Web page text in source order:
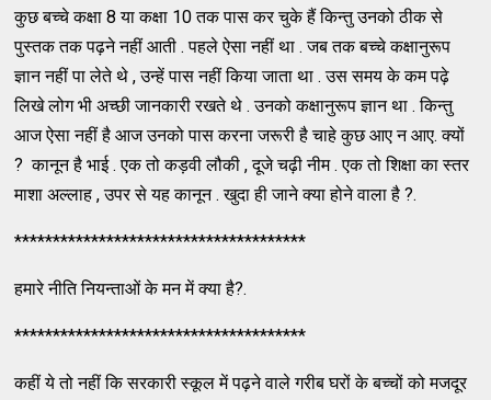
कुछ बच्चे कक्षा 8 या कक्षा 10 तक पास कर चुके हैं किन्तु उनको ठीक से
पुस्तक तक पढ़ने नहीं आती . पहले ऐसा नहीं था . जब तक बच्चे कक्षानुरूप
ज्ञान नहीं पा लेते थे , उन्हें पास नहीं किया जाता था . उस समय के कम पढ़े
लिखे लोग भी अच्छी जानकारी रखते थे . उनको कक्षानुरूप ज्ञान था . किन्तु
आज ऐसा नहीं है आज उनको पास करना जरूरी है चाहे कुछ आए न आए. क्यों
? कानून है भाई . एक तो कड़वी लौकी , दूजे चढ़ी नीम . एक तो शिक्षा का स्तर
माशा अल्लाह , उपर से यह कानून . खुदा ही जाने क्या होने वाला है ?.
**************************************
हमारे नीति नियन्ताओं के मन में क्या है?.
**************************************
कहीं ये तो नहीं कि सरकारी स्कूल में पढ़ने वाले गरीब घरों के बच्चों को मजदूर